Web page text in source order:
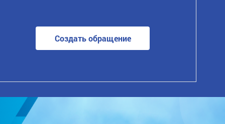
Создать обращение